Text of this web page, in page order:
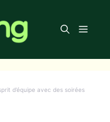
Menu
d’équipe avec des soirées